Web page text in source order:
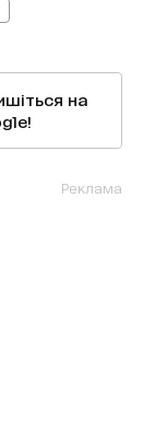
на
Реклама